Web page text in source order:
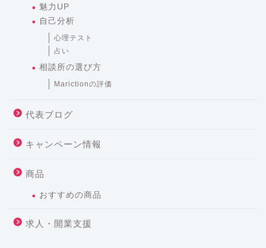
魅力UP
自己分析
心理テスト
占い
相談所の選び方
Marictionの評価
代表ブログ
キャンペーン情報
商品
おすすめの商品
求人・開業支援